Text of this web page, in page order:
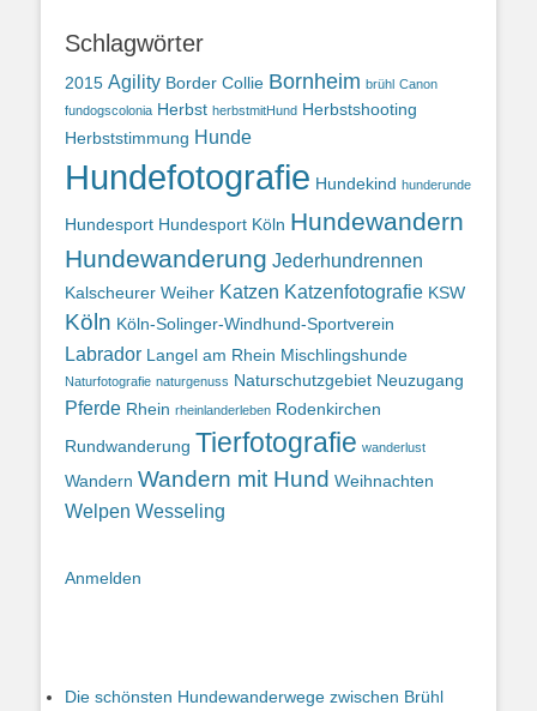
Schlagwörter
2015 Agility Border Collie Bornheim brühl Canon
fundogscolonia Herbst herbstmitHund Herbstshooting
Herbststimmung Hunde
Hundefotografie Hundekind hunderunde
Hundesport Hundesport Köln Hundewandern
Hundewanderung Jederhundrennen
Kalscheurer Weiher Katzen Katzenfotografie KSW
Köln Köln-Solinger-Windhund-Sportverein
Labrador Langel am Rhein Mischlingshunde
Naturfotografie naturgenuss Naturschutzgebiet Neuzugang
Pferde Rhein rheinlanderleben Rodenkirchen
Rundwanderung Tierfotografie wanderlust
Wandern Wandern mit Hund Weihnachten
Welpen Wesseling
Anmelden
Die schönsten Hundewanderwege zwischen Brühl